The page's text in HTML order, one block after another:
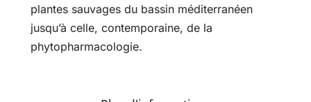
plantes sauvages du bassin méditerranéen
jusqu’à celle, contemporaine, de la
phytopharmacologie.